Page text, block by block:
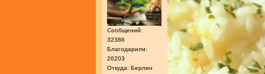
Сообщений:
32386
Благодарили:
26203
Откуда: Берлин